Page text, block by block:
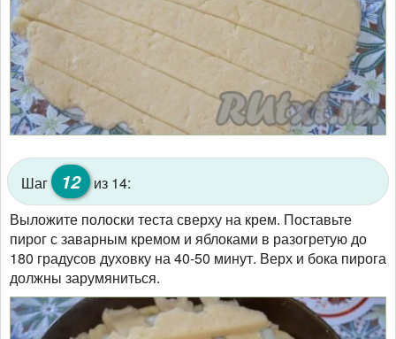
Шаг 12 из 14:
Выложите полоски теста сверху на крем. Поставьте
пирог с заварным кремом и яблоками в разогретую до
180 градусов духовку на 40-50 минут. Верх и бока пирога
должны зарумяниться.